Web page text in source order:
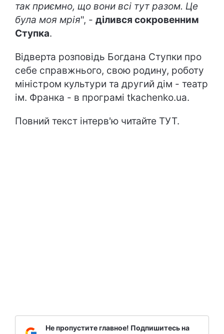
так приємно, що вони всі тут разом. Це
була моя мрія", - ділився сокровенним
Ступка.
Відверта розповідь Богдана Ступки про
себе справжнього, свою родину, роботу
міністром культури та другий дім - театр
ім. Франка - в програмі tkachenko.ua.
Повний текст інтерв'ю читайте ТУТ.
Не пропустите главное! Подпишитесь на